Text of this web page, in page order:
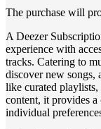
The purchase will
A Deezer
experience with
tracks. Catering to
discover new songs,
like curated playlists,
content, it provides
individual